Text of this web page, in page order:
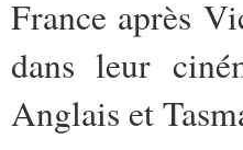
France après
dans leur
Anglais et